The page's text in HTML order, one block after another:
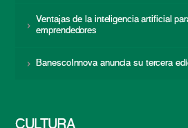
Ventajas de la inteligencia artificial
emprendedores
BanescoInnova anuncia su tercera